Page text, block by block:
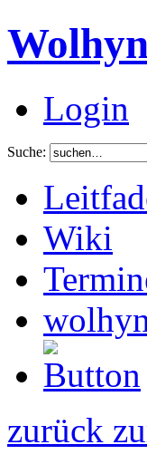
Login
Suche:
Wiki
zurück